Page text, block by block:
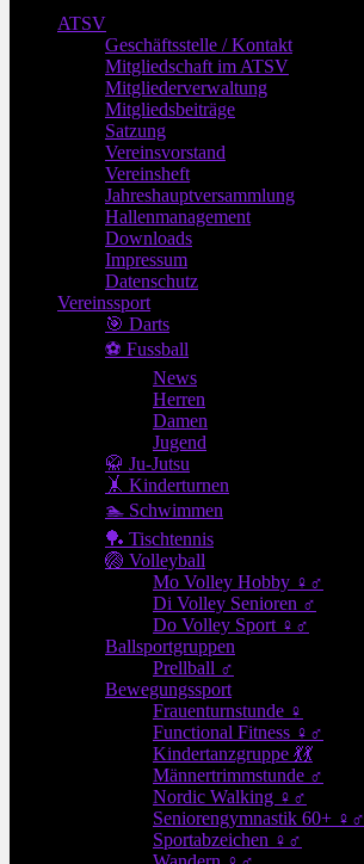
ATSV
Geschäftsstelle / Kontakt
Mitgliedschaft im ATSV
Mitgliederverwaltung
Mitgliedsbeiträge
Satzung
Vereinsvorstand
Vereinsheft
Jahreshauptversammlung
Hallenmanagement
Downloads
Impressum
Datenschutz
Vereinssport
🎯 Darts
⚽ Fussball
News
Herren
Damen
Jugend
🥋 Ju-Jutsu
🤸 Kinderturnen
🏊 Schwimmen
🏓 Tischtennis
🏐 Volleyball
Mo Volley Hobby ♀♂
Di Volley Senioren ♂
Do Volley Sport ♀♂
Ballsportgruppen
Prellball ♂
Bewegungssport
Frauenturnstunde ♀
Functional Fitness ♀♂
Kindertanzgruppe 💃💃
Männertrimmstunde ♂
Nordic Walking ♀♂
Seniorengymnastik 60+ ♀♂
Sportabzeichen ♀♂